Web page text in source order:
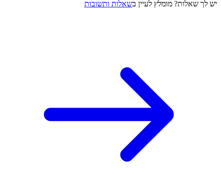
יש לך שאלות? מומלץ לעיין בשאלות ותשובות